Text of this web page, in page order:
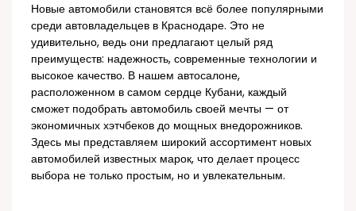
Новые автомобили становятся всё более популярными
среди автовладельцев в Краснодаре. Это не
удивительно, ведь они предлагают целый ряд
преимуществ: надежность, современные технологии и
высокое качество. В нашем автосалоне,
расположенном в самом сердце Кубани, каждый
сможет подобрать автомобиль своей мечты — от
экономичных хэтчбеков до мощных внедорожников.
Здесь мы представляем широкий ассортимент новых
автомобилей известных марок, что делает процесс
выбора не только простым, но и увлекательным.